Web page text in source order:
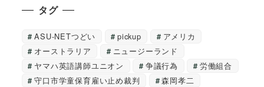
タグ
ASU-NETつどい pickup
アメリカ
オーストラリア
ニュージーランド
ヤマハ英語講師ユニオン
争議行為
労働組合
守口市学童保育雇い止め裁判
森岡孝二